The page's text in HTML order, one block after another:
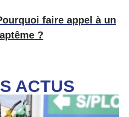
faire appel à un
?
ACTUS